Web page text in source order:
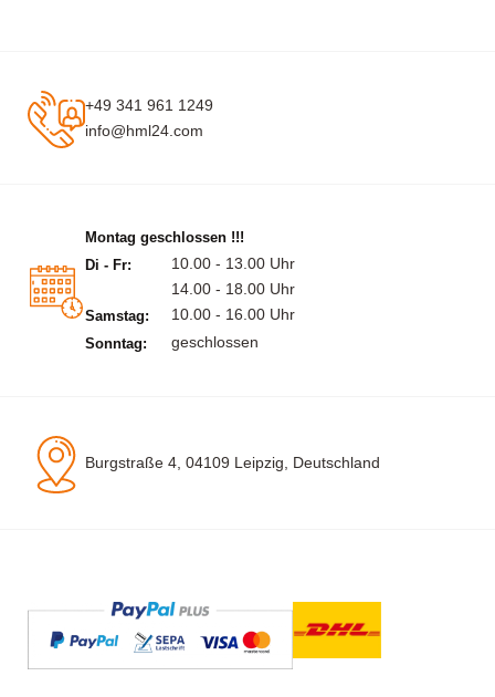
+49 341 961 1249
info@hml24.com
Montag geschlossen !!!
Di - Fr:
10.00 - 13.00 Uhr
14.00 - 18.00 Uhr
Samstag: 10.00 - 16.00 Uhr
Sonntag: geschlossen
Burgstraße 4, 04109 Leipzig, Deutschland